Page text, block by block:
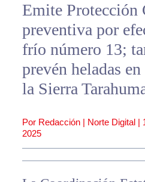
Emite Protección
preventiva por
frío número 13;
prevén heladas
la Sierra
Por Redacción | Norte Digital |
2025